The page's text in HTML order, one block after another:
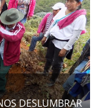
DESLUMBRAR